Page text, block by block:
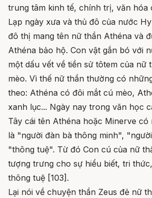
trung tâm kinh tế, chính trị, văn hóa
Lạp ngày xưa và thủ đô của nước
đô thị mang tên nữ thần Athéna và
Athéna bảo hộ. Con vật gắn bó với
một dấu vết về tiền sử tôtem của nữ
mèo. Vì thế nữ thần thường có
theo: Athéna có đôi mắt cú mèo,
xanh lục... Ngày nay trong văn học
Tây cái tên Athéna hoặc Minerve có
là "người đàn bà thông minh",
"thông tuệ". Từ đó Con cú của nữ
tượng trưng cho sự hiểu biết, tri
thông tuệ [103].
Lại nói về chuyện thần Zeus đẻ nữ